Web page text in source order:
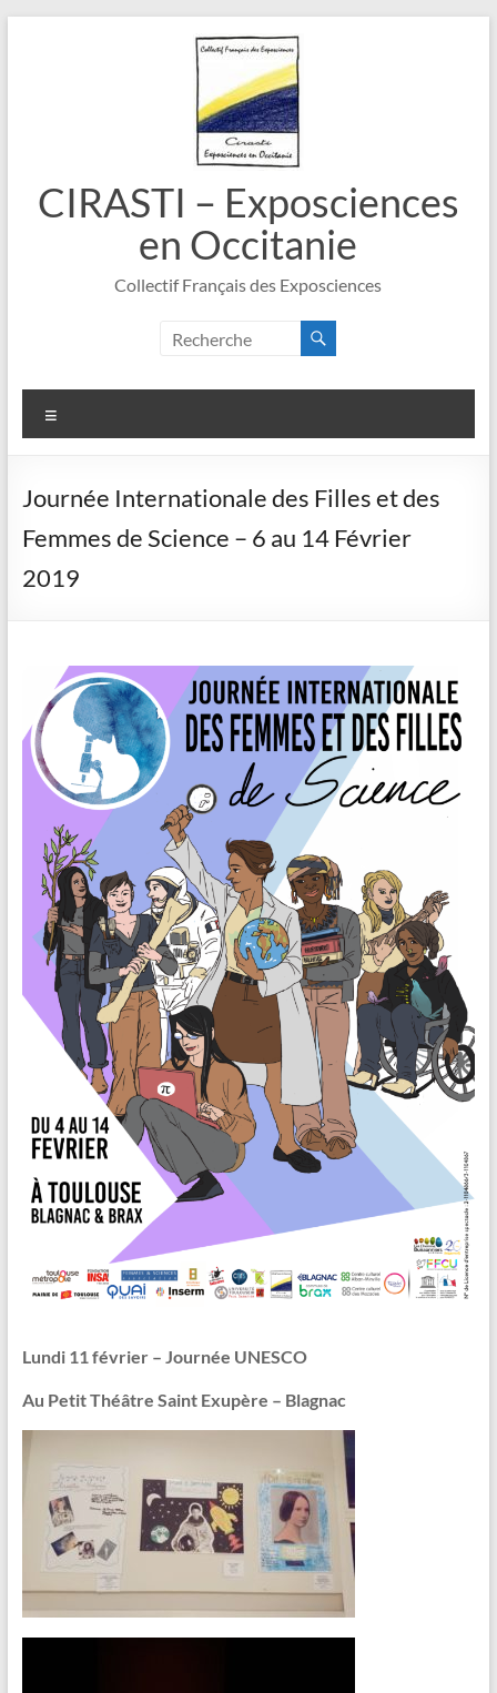
CIRASTI – Exposciences
en Occitanie
Collectif Français des Exposciences
Journée Internationale des Filles et des
Femmes de Science – 6 au 14 Février
2019
Lundi 11 février – Journée UNESCO
Au Petit Théâtre Saint Exupère – Blagnac